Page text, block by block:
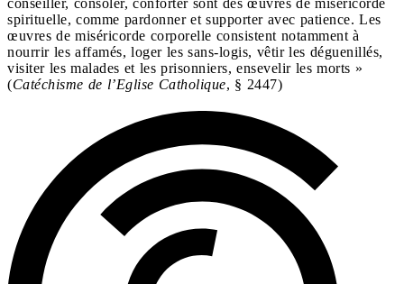
spirituelle, comme pardonner et supporter avec patience. Les
œuvres de miséricorde corporelle consistent notamment à
nourrir les affamés, loger les sans-logis, vêtir les déguenillés,
visiter les malades et les prisonniers, ensevelir les morts »
(Catéchisme de l’Eglise Catholique, § 2447)